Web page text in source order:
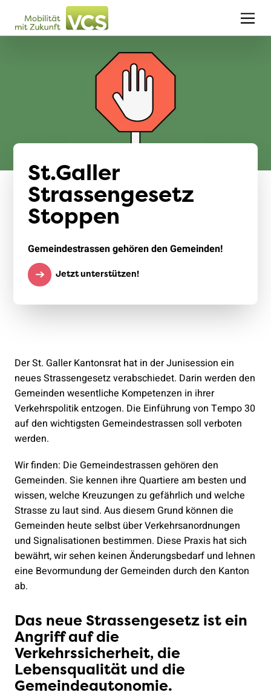
St.Galler
Strassengesetz
Stoppen
Gemeindestrassen gehören den Gemeinden!
Jetzt unterstützen!
Der St. Galler Kantonsrat hat in der Junisession ein
neues Strassengesetz verabschiedet. Darin werden den
Gemeinden wesentliche Kompetenzen in ihrer
Verkehrspolitik entzogen. Die Einführung von Tempo 30
auf den wichtigsten Gemeindestrassen soll verboten
werden.
Wir finden: Die Gemeindestrassen gehören den
Gemeinden. Sie kennen ihre Quartiere am besten und
wissen, welche Kreuzungen zu gefährlich und welche
Strasse zu laut sind. Aus diesem Grund können die
Gemeinden heute selbst über Verkehrsanordnungen
und Signalisationen bestimmen. Diese Praxis hat sich
bewährt, wir sehen keinen Änderungsbedarf und lehnen
eine Bevormundung der Gemeinden durch den Kanton
ab.
Das neue Strassengesetz ist ein
Angriff auf die
Verkehrssicherheit, die
Lebensqualität und die
Gemeindeautonomie.